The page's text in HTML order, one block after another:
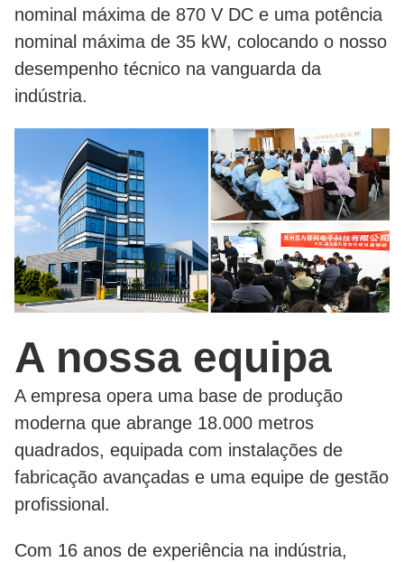
nominal máxima de 870 V DC e uma potência
nominal máxima de 35 kW, colocando o nosso
desempenho técnico na vanguarda da
indústria.
A nossa equipa
A empresa opera uma base de produção
moderna que abrange 18.000 metros
quadrados, equipada com instalações de
fabricação avançadas e uma equipe de gestão
profissional.
Com 16 anos de experiência na indústria,